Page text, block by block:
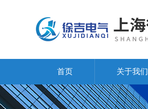
首页 关于我们